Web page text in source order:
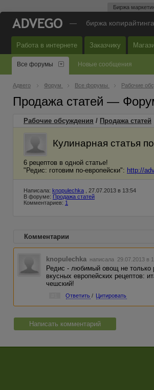
Биржа
— биржа
Работа в интернете Заказчику
Все форумы Новые сообщения
Адвего Форум Все форумы Рабочие
Продажа статей —
Рабочие обсуждения / Продажа статей
Кулинарная статья
6 рецептов в одной статье!
"Редис: готовим по-европейски": http://
Написала: knopulechka , 27.07.2013 в 13:54
В форуме: Продажа статей
Комментариев: 1
Комментарии
knopulechka написала 29.07.2013 в
Редис - любимый овощ не
вкусных европейских рецептов:
чешский!
Ответить / Цитировать
Написать комментарий